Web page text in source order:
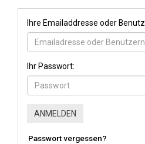
Ihre Emailaddresse oder
Ihr Passwort:
Passwort vergessen?